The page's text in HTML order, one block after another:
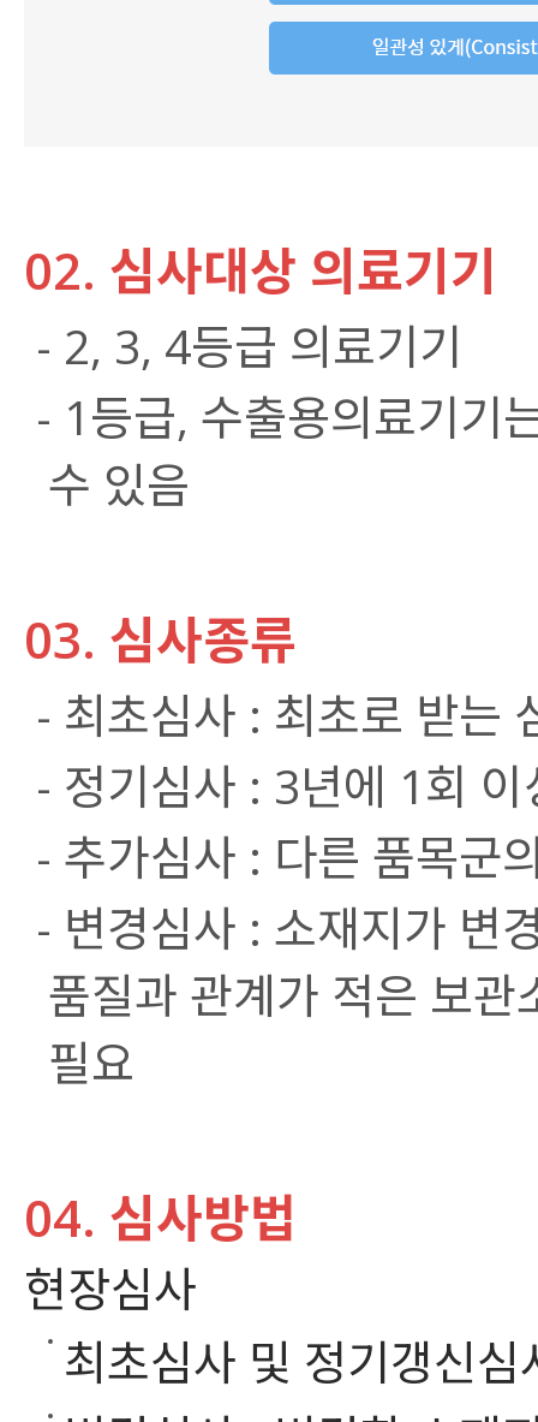
02. 심사대상 의료기기
- 2, 3, 4등급 의료기기
- 1등급, 수출용의료기기
수 있음
03. 심사종류
- 최초심사 : 최초로 받는
- 정기심사 : 3년에 1회
- 추가심사 : 다른 품목군
- 변경심사 : 소재지가 변
품질과 관계가 적은 보
필요
04. 심사방법
현장심사
최초심사 및 정기갱신심